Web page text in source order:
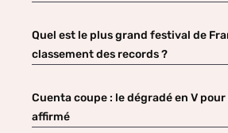
Quel est le plus grand festival de
classement des records ?
Cuenta coupe : le dégradé en V
affirmé